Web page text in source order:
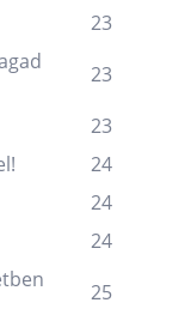
23
23
23
24
24
24
25